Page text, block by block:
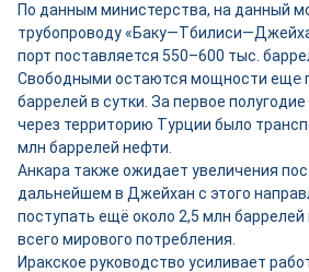
По данным министерства, на данный
трубопроводу
порт поставляется 550–600 тыс.
Свободными остаются мощности еще
баррелей в сутки. За первое
через территорию Турции было
млн баррелей нефти.
Анкара также ожидает увеличения
дальнейшем в Джейхан с этого
поступать ещё около 2,5 млн баррелей
всего мирового потребления.
Иракское руководство усиливает